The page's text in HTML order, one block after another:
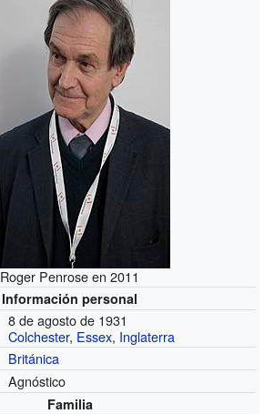
Roger Penrose en 2011
Información personal
8 de agosto de 1931
Colchester, Essex, Inglaterra
Británica
Agnóstico
Familia